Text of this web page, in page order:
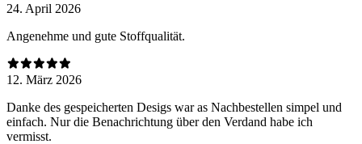
24. April 2026
Angenehme und gute Stoffqualität.
12. März 2026
Danke des gespeicherten Desigs war as Nachbestellen simpel und
einfach. Nur die Benachrichtung über den Verdand habe ich
vermisst.